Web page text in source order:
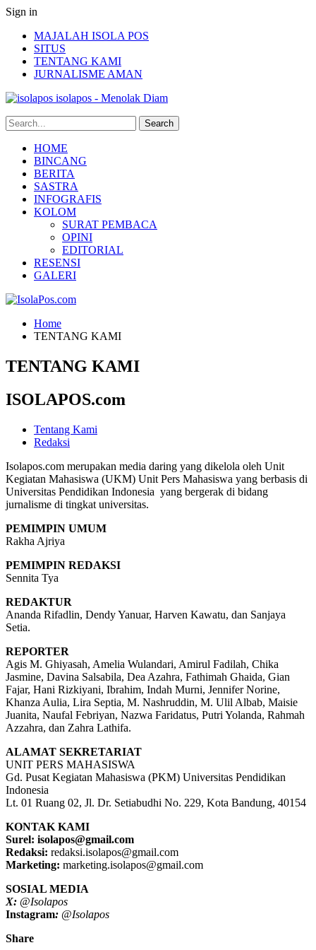
Sign in
MAJALAH ISOLA POS
SITUS
TENTANG KAMI
JURNALISME AMAN
isolapos - Menolak Diam
HOME
BINCANG
BERITA
SASTRA
INFOGRAFIS
KOLOM
SURAT PEMBACA
OPINI
EDITORIAL
RESENSI
GALERI
Home
TENTANG KAMI
TENTANG KAMI
ISOLAPOS.com
Tentang Kami
Redaksi
Isolapos.com merupakan media daring yang dikelola oleh Unit
Kegiatan Mahasiswa (UKM) Unit Pers Mahasiswa yang berbasis di
Universitas Pendidikan Indonesia yang bergerak di bidang
jurnalisme di tingkat universitas.
PEMIMPIN UMUM
Rakha Ajriya
PEMIMPIN REDAKSI
Sennita Tya
REDAKTUR
Ananda Rifadlin, Dendy Yanuar, Harven Kawatu, dan Sanjaya
Setia.
REPORTER
Agis M. Ghiyasah, Amelia Wulandari, Amirul Fadilah, Chika
Jasmine, Davina Salsabila, Dea Azahra, Fathimah Ghaida, Gian
Fajar, Hani Rizkiyani, Ibrahim, Indah Murni, Jennifer Norine,
Khanza Aulia, Lira Septia, M. Nashruddin, M. Ulil Albab, Maisie
Juanita, Naufal Febriyan, Nazwa Faridatus, Putri Yolanda, Rahmah
Azzahra, dan Zahra Lathifa.
ALAMAT SEKRETARIAT
UNIT PERS MAHASISWA
Gd. Pusat Kegiatan Mahasiswa (PKM) Universitas Pendidikan
Indonesia
Lt. 01 Ruang 02, Jl. Dr. Setiabudhi No. 229, Kota Bandung, 40154
KONTAK KAMI
Surel: isolapos@gmail.com
Redaksi: redaksi.isolapos@gmail.com
Marketing: marketing.isolapos@gmail.com
SOSIAL MEDIA
X: @Isolapos
Instagram: @Isolapos
Share